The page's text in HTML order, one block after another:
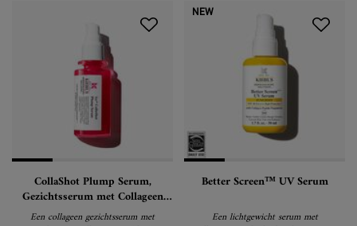
CollaShot Plump Serum,
Gezichtsserum met Collageen
Peptiden voor een gelifte, voller
Een collageen gezichtsserum met
NEW
Better Screen™ UV Serum
Een lichtgewicht serum met